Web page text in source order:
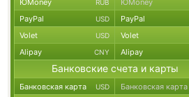
ЮMoney RUB ЮMoney
PayPal USD PayPal
Volet USD Volet
Alipay CNY Alipay
Банковские счета и карты
Банковская карта USD Банковская карта